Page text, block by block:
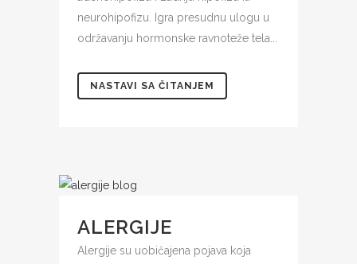
neurohipofizu. Igra presudnu ulogu u
održavanju hormonske ravnoteže tela...
NASTAVI SA ČITANJEM
ALERGIJE
Alergije su uobičajena pojava koja